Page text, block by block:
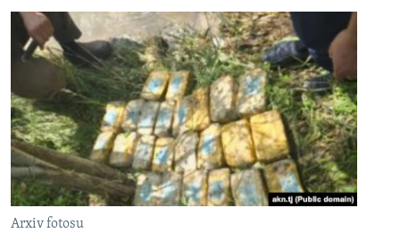
Arxiv fotosu